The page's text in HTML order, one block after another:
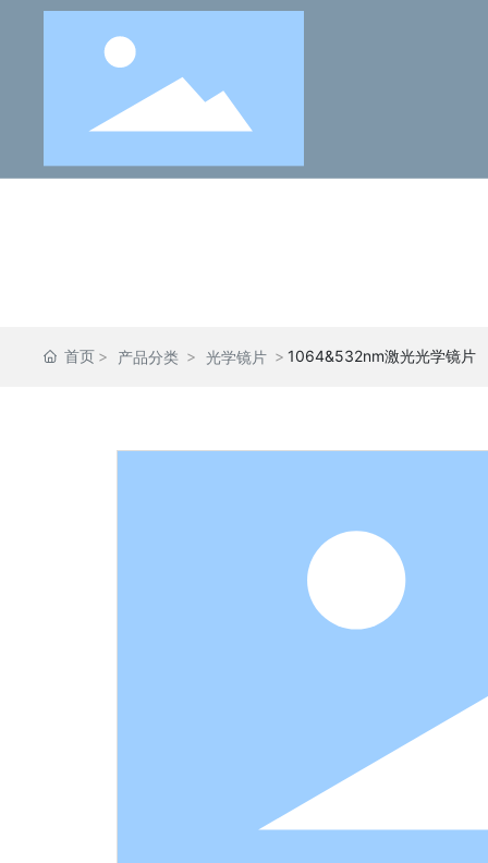
首页 产品分类 光学镜片 1064&532nm激光光学镜片